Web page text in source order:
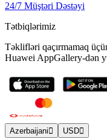
24/7 Müştəri Dəstəyi
Tətbiqlərimiz
Təklifləri qaçırmamaq
Huawei AppGallery-dən
Azerbaijani USD